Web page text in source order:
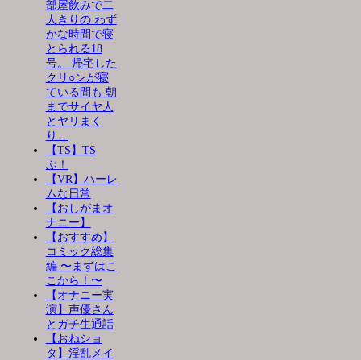
部屋飲みで二
人きりの わず
かな時間で寝
とられる18
号。 帰宅した
クリ○ンが寝
ている間も 朝
までサイヤ人
とヤリまく
り…
【TS】TS
ぶ！
【VR】ハーレ
ムな日常
【おしがまオ
ナニー】
【おすすめ】
コミック総集
編 〜まずはこ
こから！〜
【オナニー実
演】声優さん
とガチ生通話
【おねショ
タ】淫乱メイ